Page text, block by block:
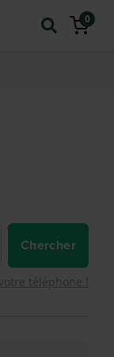
0
Chercher
téléphone !